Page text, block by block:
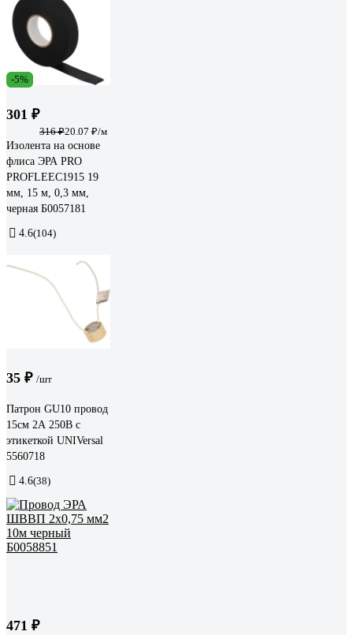
-5%
301 ₽
316 ₽20.07 ₽/м
Изолента на основе
флиса ЭРА PRO
PROFLEEC1915 19
мм, 15 м, 0,3 мм,
черная Б0057181
4.6(104)
35 ₽ /шт
Патрон GU10 провод
15см 2А 250В c
этикеткой UNIVersal
5560718
4.6(38)
471 ₽